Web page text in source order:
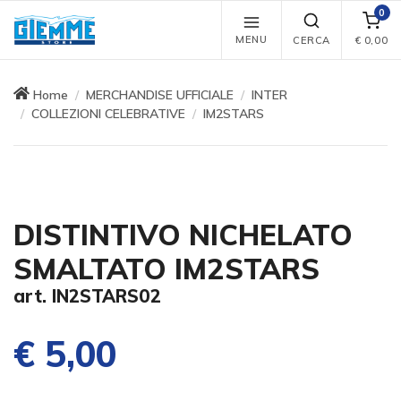
MENU CERCA
0
€ 0,00
Home MERCHANDISE UFFICIALE
INTER
COLLEZIONI CELEBRATIVE
IM2STARS
DISTINTIVO NICHELATO
SMALTATO IM2STARS
art. IN2STARS02
€ 5,00